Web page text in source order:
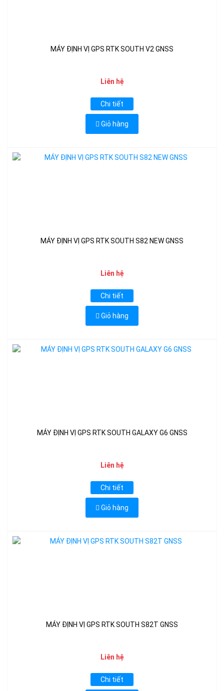
MÁY ĐỊNH VỊ GPS RTK SOUTH V2 GNSS
Liên hệ
Chi tiết
Giỏ hàng
MÁY ĐỊNH VỊ GPS RTK SOUTH S82 NEW GNSS
Liên hệ
Chi tiết
Giỏ hàng
MÁY ĐỊNH VỊ GPS RTK SOUTH GALAXY G6 GNSS
Liên hệ
Chi tiết
Giỏ hàng
MÁY ĐỊNH VỊ GPS RTK SOUTH S82T GNSS
Liên hệ
Chi tiết